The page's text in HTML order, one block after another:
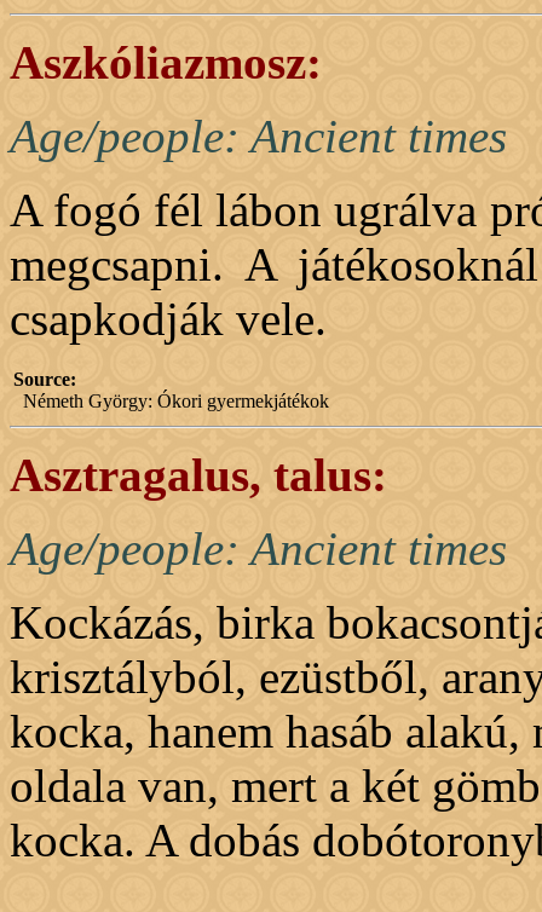
Aszkóliazmosz:
Age/people: Ancient times
A fogó fél lábon ugrálva
megcsapni. A
csapkodják vele.
Source:
Németh György: Ókori gyermekjátékok
Asztragalus, talus:
Age/people: Ancient times
Kockázás, birka
krisztályból, ezüstből,
kocka, hanem hasáb
oldala van, mert a két
kocka. A dobás